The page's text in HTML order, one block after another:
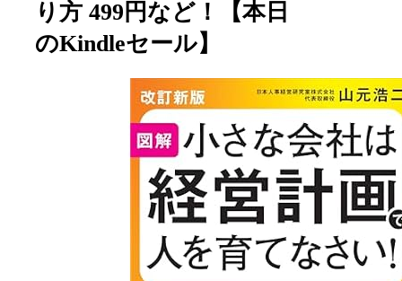
り方 499円など！【本日
のKindleセール】